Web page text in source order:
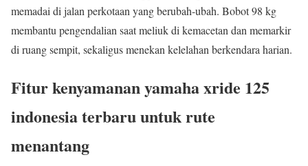
memadai di jalan perkotaan yang berubah-ubah. Bobot 98 kg
membantu pengendalian saat meliuk di kemacetan dan memarkir
di ruang sempit, sekaligus menekan kelelahan berkendara harian.
Fitur kenyamanan yamaha xride 125
indonesia terbaru untuk rute
menantang